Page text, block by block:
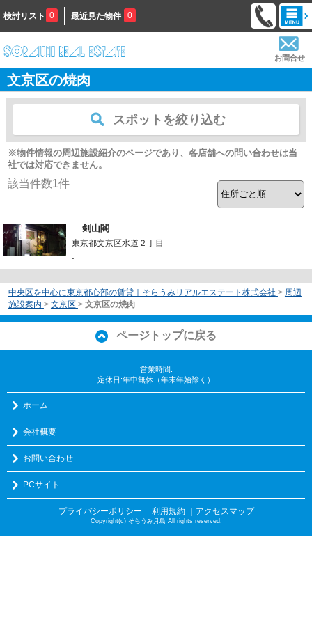
検討リスト 0 最近見た物件 0
お問合せ
文京区の焼肉
スポットを絞り込む
※物件情報の周辺施設紹介のページであり、各店舗への問い合わせは当
社では対応できません。
該当件数1件
剣山閣
東京都文京区水道２丁目
-
中央区を中心に東京都心部の賃貸｜そらうみリアルエステート株式会社 > 周辺
施設案内 > 文京区 > 文京区の焼肉
ページトップに戻る
営業時間:
定休日:年中無休（年末年始除く）
ホーム
会社概要
お問い合わせ
PCサイト
プライバシーポリシー ｜ 利用規約 ｜アクセスマップ
Copyright(c) そらうみ月島 All rights reserved.